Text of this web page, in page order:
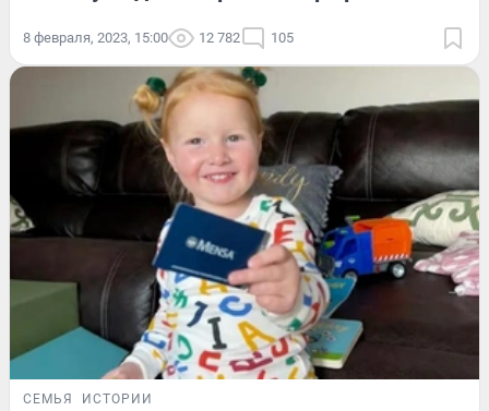
8 февраля, 2023, 15:00 12 782 105
СЕМЬЯ ИСТОРИИ